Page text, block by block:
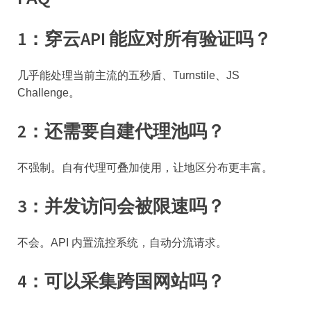
1：穿云API 能应对所有验证吗？
几乎能处理当前主流的五秒盾、Turnstile、JS
Challenge。
2：还需要自建代理池吗？
不强制。自有代理可叠加使用，让地区分布更丰富。
3：并发访问会被限速吗？
不会。API 内置流控系统，自动分流请求。
4：可以采集跨国网站吗？